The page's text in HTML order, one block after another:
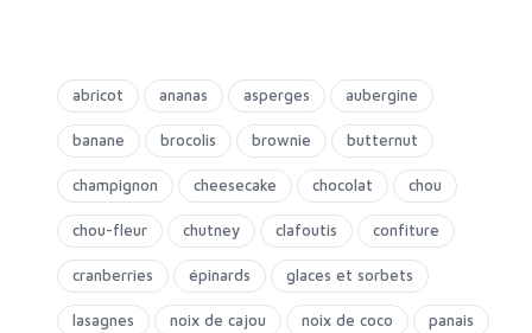
abricot ananas asperges aubergine
banane brocolis brownie butternut
champignon cheesecake chocolat chou
chou-fleur chutney clafoutis confiture
cranberries épinards glaces et sorbets
lasagnes noix de cajou noix de coco panais